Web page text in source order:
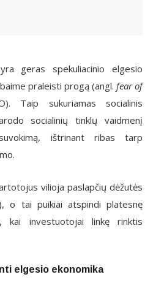
geras spekuliacinio elgesio
praleisti progą (angl. fear of
Taip sukuriamas socialinis
socialinių tinklų vaidmenį
ištrinant ribas tarp
vilioja paslapčių dėžutės
), o tai puikiai atspindi platesnę
kai investuotojai linkę rinktis
elgesio ekonomika